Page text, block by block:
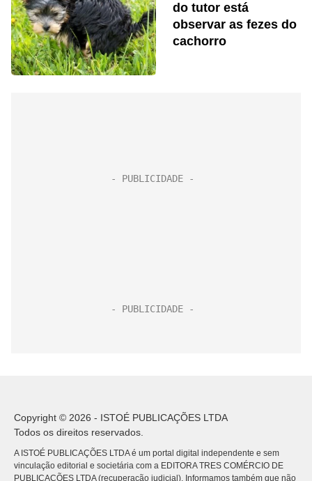
do tutor está
observar as fezes do
cachorro
Copyright © 2026 - ISTOÉ PUBLICAÇÕES LTDA
Todos os direitos reservados.
A ISTOÉ PUBLICAÇÕES LTDA é um portal digital independente e sem
vinculação editorial e societária com a EDITORA TRES COMÉRCIO DE
PUBLICACÕES LTDA (recuperação judicial). Informamos também que não